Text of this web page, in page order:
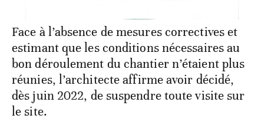
Face à l’absence de mesures correctives et
estimant que les conditions nécessaires au
bon déroulement du chantier n’étaient plus
réunies, l’architecte affirme avoir décidé,
dès juin 2022, de suspendre toute visite sur
le site.